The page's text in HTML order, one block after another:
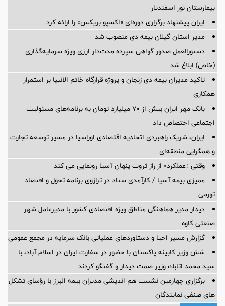
بیمارستان نور اسفندیار
ایران پیشنهاد برگزاری دوره‌ای «اکسپو بریکس» را ارائه کرد
مدیر استان گیلان بیمه دی منصوب شد
دستورالعمل صدور گواهی سپرده مدت‌دار ارزی ویژه سرمایه‌گذاری
(خاص) ابلاغ شد
تاکید مدیران بیمه دی زنجان و پروژه قرارگاه خاتم الانبیا بر استمرار
همکاری
بانک مهر ایران بیش از ۷۰ میلیارد تومان به برنامه‌های مسئولیت
اجتماعی اختصاص داد
ایران، شریک راهبردی اتحادیه اقتصادی اوراسیا در مسیر توسعه تجارت
و همگرایی منطقه‌ای
وقتی «عملکرد» از راز ثروت پنهان آسیا رونمایی می کند
ممیزی بیمه آسیا / کارآمدی ستاد در ترازوی برنامه تحول و اقتصاد
تورمی
دیدار مدیر هماهنگی مناطق ویژه اقتصادی کشور با مدیرعامل شهر
صنعتی کاوه
گزارش مسیر احیا و دستاوردهای عملیاتی بانک سرمایه در مجمع عمومی
شش وزیر کابینه پاکستان با حضور در سفارت ایران در اسلام آباد، با
سيد محمد اتابك وزير صمت ديدار و گفتگو كردند
برگزاری چهارمین نشست هم اندیشی مدیران بیمه البرز با رؤسای تشکل
های صنفی نمایندگان